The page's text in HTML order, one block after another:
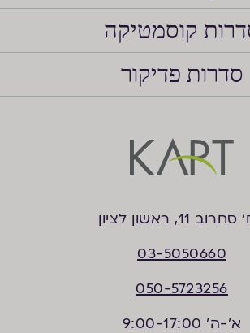
קוסמטיקה
סדרות פדיקור
11, ראשון לציון
03-5050660
050-5723256
א'-ה' 9:00-17:00